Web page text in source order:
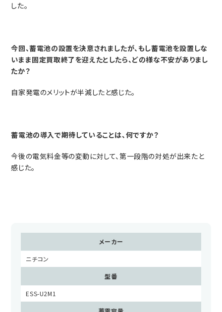
した。
今回、蓄電池の設置を決意されましたが、もし蓄電池を設置しな
いまま固定買取終了を迎えたとしたら、どの様な不安がありまし
たか？
自家発電のメリットが半減したと感じた。
蓄電池の導入で期待していることは、何ですか？
今後の電気料金等の変動に対して、第一段階の対処が出来たと
感じた。
メーカー
ニチコン
型番
ESS-U2M1